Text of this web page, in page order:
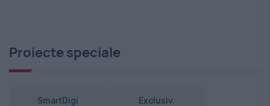
Proiecte speciale
SmartDigi Exclusiv